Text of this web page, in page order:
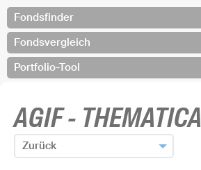
Fondsfinder
Fondsvergleich
Portfolio-Tool
AGIF - THEMATICA
Zurück